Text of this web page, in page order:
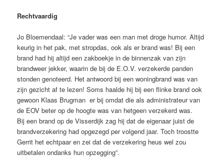
Rechtvaardig
Jo Bloemendaal: “Je vader was een man met droge humor. Altijd
keurig in het pak, met stropdas, ook als er brand was! Bij een
brand had hij altijd een zakboekje in de binnenzak van zijn
brandweer jekker, waarin de bij de E.O.V. verzekerde panden
stonden genoteerd. Het antwoord bij een woningbrand was van
zijn gezicht af te lezen! Soms haalde hij bij een flinke brand ook
gewoon Klaas Brugman er bij omdat die als administrateur van
de EOV beter op de hoogte was van hetgeen verzekerd was.
Bij een brand op de Visserdijk zag hij dat de eigenaar juist de
brandverzekering had opgezegd per volgend jaar. Toch troostte
Gerrit het echtpaar en zei dat de verzekering heus wel zou
uitbetalen ondanks hun opzegging”.